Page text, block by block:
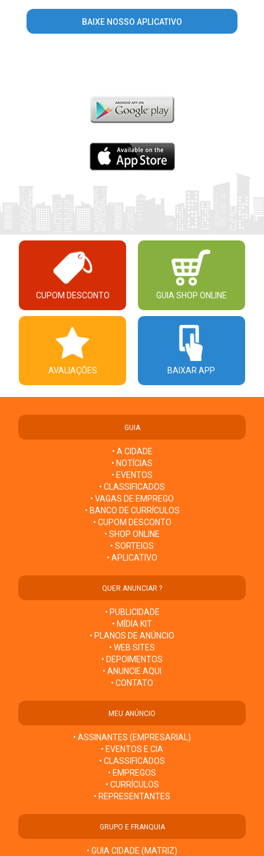
BAIXE NOSSO APLICATIVO
CUPOM DESCONTO GUIA SHOP ONLINE
AVALIAÇÕES BAIXAR APP
GUIA
• A CIDADE
• NOTÍCIAS
• EVENTOS
• CLASSIFICADOS
• VAGAS DE EMPREGO
• BANCO DE CURRÍCULOS
• CUPOM DESCONTO
• SHOP ONLINE
• SORTEIOS
• APLICATIVO
QUER ANUNCIAR ?
• PUBLICIDADE
• MÍDIA KIT
• PLANOS DE ANÚNCIO
• WEB SITES
• DEPOIMENTOS
• ANUNCIE AQUI
• CONTATO
MEU ANÚNCIO
• ASSINANTES (EMPRESARIAL)
• EVENTOS E CIA
• CLASSIFICADOS
• EMPREGOS
• CURRÍCULOS
• REPRESENTANTES
GRUPO E FRANQUIA
• GUIA CIDADE (MATRIZ)